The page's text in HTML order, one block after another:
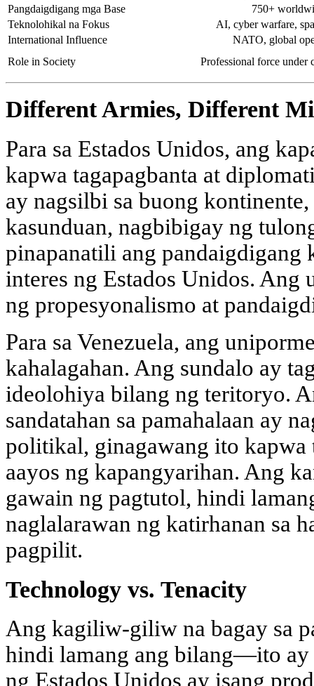
Pangdaigdigang mga Base
750+
Teknolohikal na Fokus
AI, cyber warfare,
International Influence
NATO, global
Role in Society
Professional force under
Different Armies, Different
Para sa Estados Unidos, ang
kapwa tagapagbanta at
ay nagsilbi sa buong
kasunduan, nagbibigay ng
pinapanatili ang pandaigdigang
interes ng Estados Unidos. Ang
ng propesyonalismo at
Para sa Venezuela, ang
kahalagahan. Ang sundalo ay
ideolohiya bilang ng teritoryo.
sandatahan sa pamahalaan ay
politikal, ginagawang ito kapwa
aayos ng kapangyarihan. Ang
gawain ng pagtutol, hindi
naglalarawan ng katirhanan sa
pagpilit.
Technology vs. Tenacity
Ang kagiliw-giliw na bagay sa
hindi lamang ang bilang—ito
ng Estados Unidos ay isang